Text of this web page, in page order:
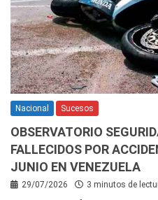
Nacional Sucesos
OBSERVATORIO
FALLECIDOS POR
JUNIO EN VENEZUELA
29/07/2026 3 minutos de